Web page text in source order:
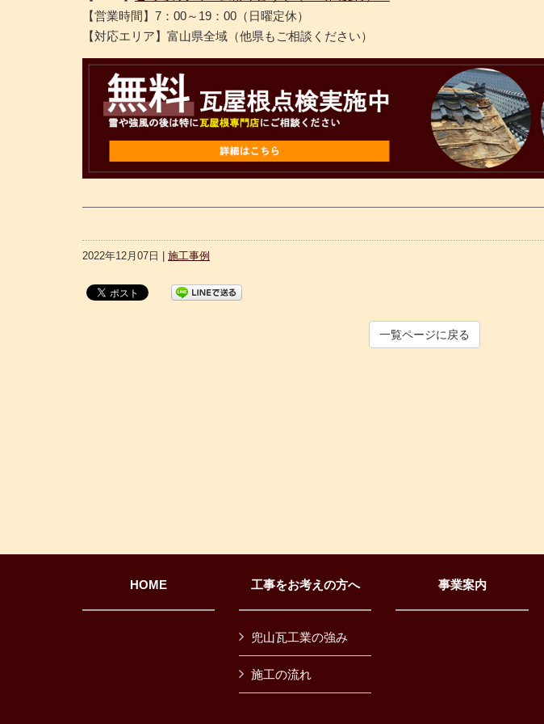
【営業時間】7：00～19：00（日曜定休）
【対応エリア】富山県全域（他県もご相談ください）
2022年12月07日 | 施工事例
一覧ページに戻る
HOME 工事をお考えの方へ
兜山瓦工業の強み
施工の流れ
事業案内